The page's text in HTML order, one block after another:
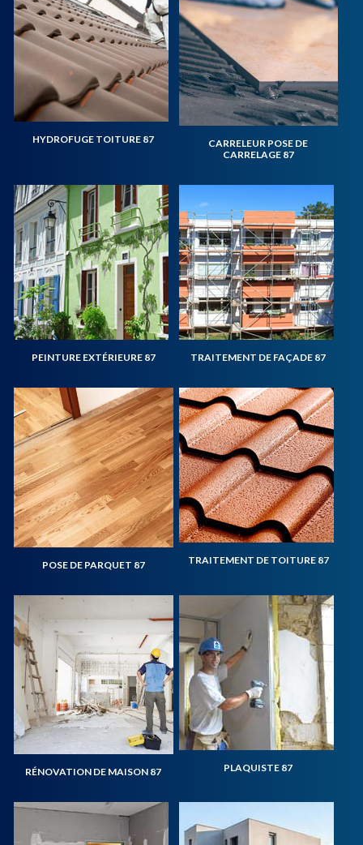
HYDROFUGE TOITURE 87
CARRELEUR POSE DE
CARRELAGE 87
PEINTURE EXTÉRIEURE 87 TRAITEMENT DE FAÇADE 87
POSE DE PARQUET 87 TRAITEMENT DE TOITURE 87
RÉNOVATION DE MAISON 87 PLAQUISTE 87